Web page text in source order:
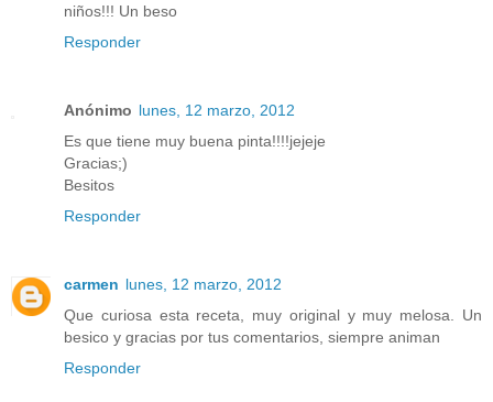
niños!!! Un beso
Responder
Anónimo lunes, 12 marzo, 2012
Es que tiene muy buena pinta!!!!jejeje
Gracias;)
Besitos
Responder
carmen lunes, 12 marzo, 2012
Que curiosa esta receta, muy original y muy melosa. Un
besico y gracias por tus comentarios, siempre animan
Responder